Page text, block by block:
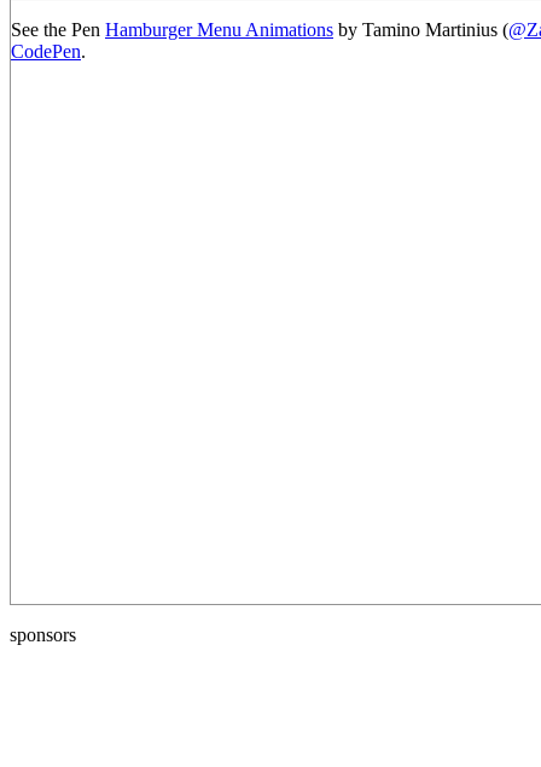
See the Pen Hamburger Menu Animations by Tamino Martinius (
CodePen.
sponsors